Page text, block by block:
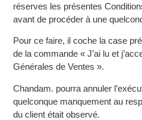
réserves les présentes
avant de procéder à une
Pour ce faire, il coche la case
de la commande « J’ai lu et
Générales de Ventes ».
Chandam. pourra annuler
quelconque manquement au
du client était observé.